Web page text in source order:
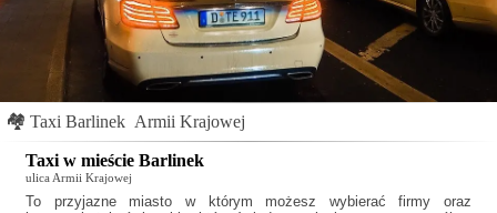
🏘 Taxi Barlinek Armii Krajowej
Taxi w mieście Barlinek
ulica Armii Krajowej
To przyjazne miasto w którym możesz wybierać firmy oraz